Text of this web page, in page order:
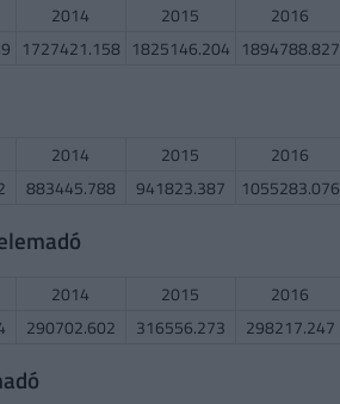
2014 2015 2016
1727421.158 1825146.204 1894788.827
2014 2015 2016
883445.788 941823.387 1055283.076
2014 2015 2016
290702.602 316556.273 298217.247